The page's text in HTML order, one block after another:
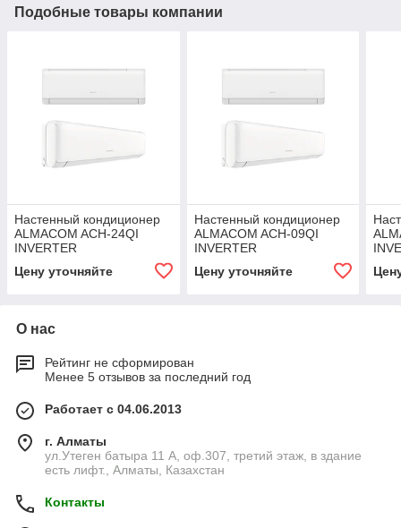
Подобные товары компании
Настенный кондиционер
ALMACOM ACH-24QI
INVERTER
Цену уточняйте
Настенный кондиционер
ALMACOM ACH-09QI
INVERTER
Цену уточняйте
О нас
Рейтинг не сформирован
Менее 5 отзывов за последний год
Работает с 04.06.2013
г. Алматы
ул.Утеген батыра 11 А, оф.307, третий этаж, в здание
есть лифт., Алматы, Казахстан
Контакты